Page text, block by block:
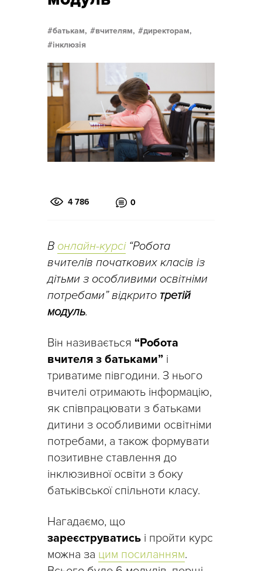
батькам, вчителям,
директорам,
інклюзія
4 786 0
В онлайн-курсі“Робота
вчителів початкових класів із
дітьми з особливими освітніми
потребами” відкрито третій
модуль.
Він називається “Робота
вчителя з батьками” і
триватиме півгодини. З нього
вчителі отримають інформацію,
як співпрацювати з батьками
дитини з особливими освітніми
потребами, а також формувати
позитивне ставлення до
інклюзивної освіти з боку
батьківської спільноти класу.
Нагадаємо, що
зареєструватись і пройти курс
можна за цим посиланням.